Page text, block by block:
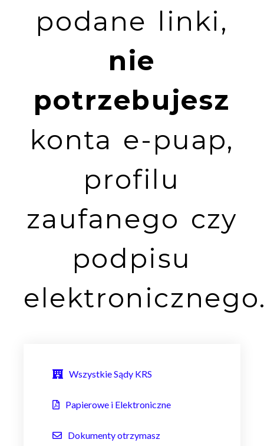
podane linki,
nie
potrzebujesz
konta e-puap,
profilu
zaufanego czy
podpisu
Wszystkie Sądy KRS
Papierowe i Elektroniczne
Dokumenty otrzymasz